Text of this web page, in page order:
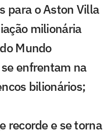
para o Aston Villa
milionária
Mundo
enfrentam na
bilionários;
recorde e se torna